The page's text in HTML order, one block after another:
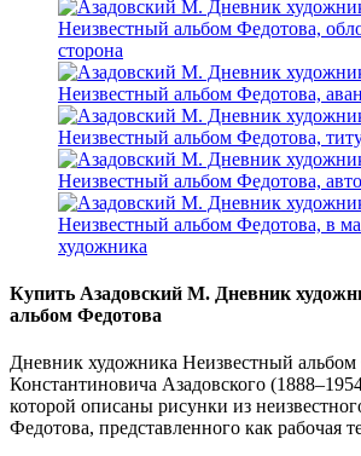
Купить Азадовский М. Дневник
альбом Федотова
Дневник художника Неизвестный
Константиновича Азадовского
которой описаны рисунки из
Федотова, представленного как рабочая